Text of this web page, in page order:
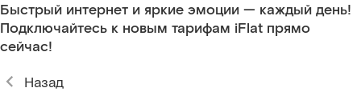
Быстрый интернет и яркие эмоции — каждый день!
Подключайтесь к новым тарифам iFlat прямо
сейчас!
Назад